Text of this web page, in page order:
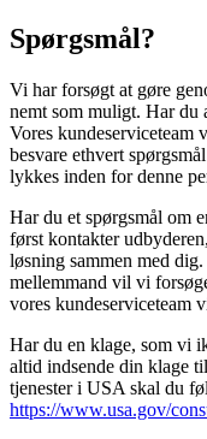
Spørgsmål?
Vi har forsøgt at gøre
nemt som muligt. Har du
Vores
besvare ethvert
lykkes inden for denne
Har du et spørgsmål om
først kontakter
løsning sammen med
mellemmand vil vi
vores kundeserviceteam
Har du en klage, som vi
altid indsende din klage
tjenester i USA skal du
https://www.usa.gov/